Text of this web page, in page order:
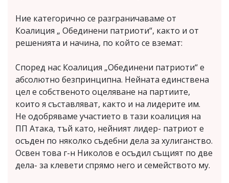
Ние категорично се разграничаваме от
Коалиция „ Обединени патриоти“, както и от
решенията и начина, по който се вземат:
Според нас Коалиция „Обединени патриоти“ е
абсолютно безпринципна. Нейната единствена
цел е собственото оцеляване на партиите,
които я съставляват, както и на лидерите им.
Не одобряваме участието в тази коалиция на
ПП Атака, тъй като, нейният лидер- патриот е
осъден по няколко съдебни дела за хулиганство.
Освен това г-н Николов е осъдил същият по две
дела- за клевети спрямо него и семейството му.